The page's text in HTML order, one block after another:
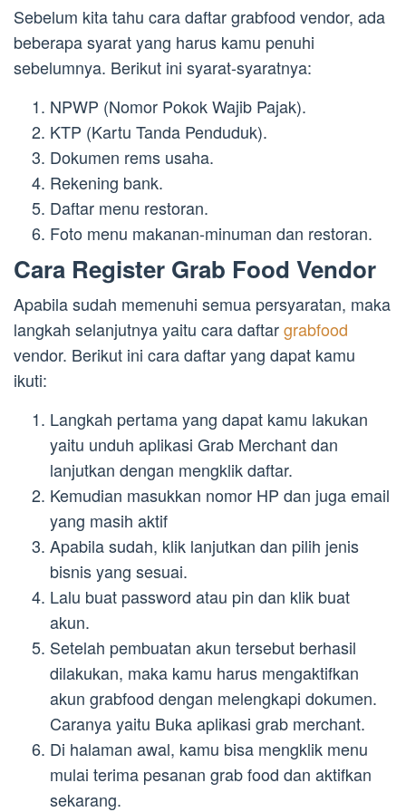
Sebelum kita tahu cara daftar grabfood vendor, ada
beberapa syarat yang harus kamu penuhi
sebelumnya. Berikut ini syarat-syaratnya:
NPWP (Nomor Pokok Wajib Pajak).
KTP (Kartu Tanda Penduduk).
Dokumen rems usaha.
Rekening bank.
Daftar menu restoran.
Foto menu makanan-minuman dan restoran.
Cara Register Grab Food Vendor
Apabila sudah memenuhi semua persyaratan, maka
langkah selanjutnya yaitu cara daftargrabfood
vendor. Berikut ini cara daftar yang dapat kamu
ikuti:
Langkah pertama yang dapat kamu lakukan
yaitu unduh aplikasi Grab Merchant dan
lanjutkan dengan mengklik daftar.
Kemudian masukkan nomor HP dan juga email
yang masih aktif
Apabila sudah, klik lanjutkan dan pilih jenis
bisnis yang sesuai.
Lalu buat password atau pin dan klik buat
akun.
Setelah pembuatan akun tersebut berhasil
dilakukan, maka kamu harus mengaktifkan
akun grabfood dengan melengkapi dokumen.
Caranya yaitu Buka aplikasi grab merchant.
Di halaman awal, kamu bisa mengklik menu
mulai terima pesanan grab food dan aktifkan
sekarang.